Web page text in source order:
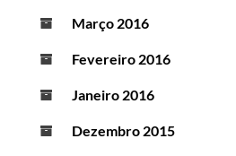
Março 2016
Fevereiro 2016
Janeiro 2016
Dezembro 2015